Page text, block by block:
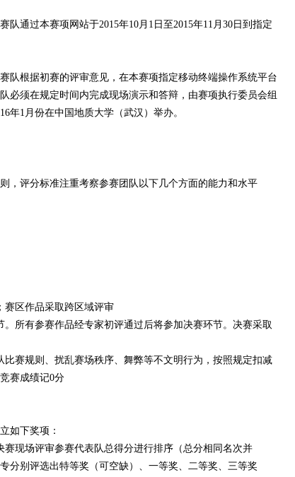
队通过本赛项网站于2015年10月1日至2015年11月30日到指定
队根据初赛的评审意见，在本赛项指定移动终端操作系统平台
必须在规定时间内完成现场演示和答辩，由赛项执行委员会组
年1月份在中国地质大学（武汉）举办。
，评分标准注重考察参赛团队以下几个方面的能力和水平
赛区作品采取跨区域评审
所有参赛作品经专家初评通过后将参加决赛环节。决赛采取
赛规则、扰乱赛场秩序、舞弊等不文明行为，按照规定扣减
赛成绩记0分
如下奖项：
现场评审参赛代表队总得分进行排序（总分相同名次并
分别评选出特等奖（可空缺）、一等奖、二等奖、三等奖